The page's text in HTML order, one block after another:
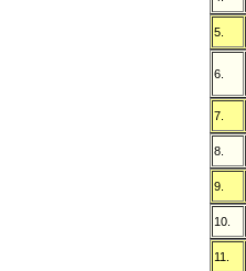
5.
6.
7.
8.
9.
10.
11.